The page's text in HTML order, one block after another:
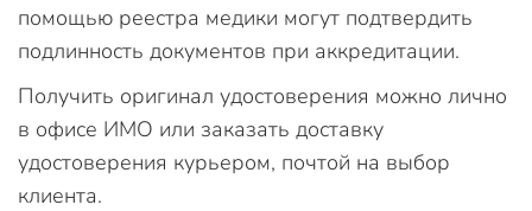
помощью реестра медики могут подтвердить
подлинность документов при аккредитации.
Получить оригинал удостоверения можно лично
в офисе ИМО или заказать доставку
удостоверения курьером, почтой на выбор
клиента.